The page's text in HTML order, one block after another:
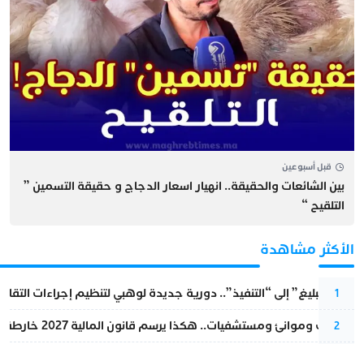
قبل أسبوعين
بين الشائعات والحقيقة.. انهيار اسعار الدجاج و حقيقة التسمين ”
التلقيح “
الأكثر مشاهدة
1
من “التبليغ” إلى “التنفيذ”.. دورية جديدة لوهبي لتنظيم إجراءات
2
قطارات وموانئ ومستشفيات.. هكذا يرسم قانون المالية 2027 خارطة المغرب المقبل